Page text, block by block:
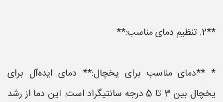
**2. تنظیم دمای مناسب:**
* **دمای مناسب برای یخچال:** دمای ایده‌آل برای
یخچال بین 3 تا 5 درجه سانتیگراد است. این دما از رشد